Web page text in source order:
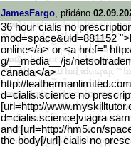
JamesFargo, přidáno
36 hour cialis no
mod=space&uid=881152
online</a> or <a href="
g/__media__/js/
canada</a>
http://leathermanlimited.
d=cialis.science no
[url=http://www.myskilltu
d=cialis.science]viagra
and [url=http://hm5.cn/
the body[/url] cialis no